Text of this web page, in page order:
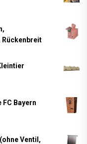
Rückenbreit
Bayern
Ventil,